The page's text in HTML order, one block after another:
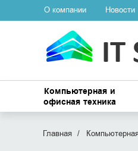
О компании Новости
Компьютерная и
офисная техника
Главная